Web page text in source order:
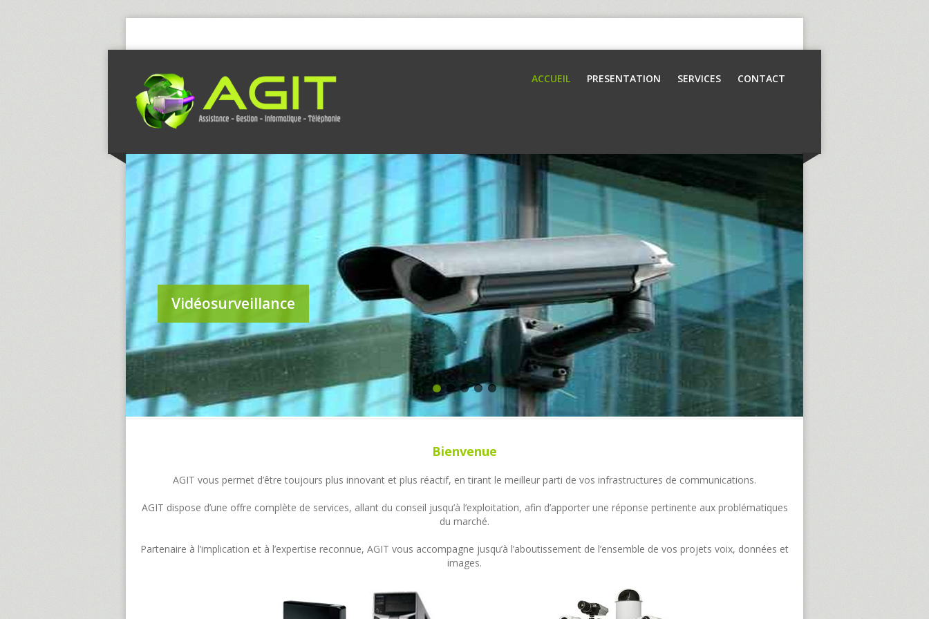
ACCUEIL PRESENTATION SERVICES CONTACT
Vidéosurveillance
Bienvenue
AGIT vous permet d’être toujours plus innovant et plus réactif, en tirant le meilleur parti de vos infrastructures de communications.
AGIT dispose d’une offre complète de services, allant du conseil jusqu’à l’exploitation, afin d’apporter une réponse pertinente aux problématiques
du marché.
Partenaire à l’implication et à l’expertise reconnue, AGIT vous accompagne jusqu’à l’aboutissement de l’ensemble de vos projets voix, données et
images.